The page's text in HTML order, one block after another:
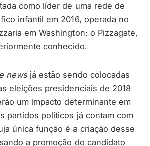
como líder de uma rede de
infantil em 2016, operada no
em Washington: o Pizzagate,
conhecido.
newsjá estão sendo colocadas
eleições presidenciais de 2018
um impacto determinante em
partidos políticos já contam com
única função é a criação desse
a promoção do candidato